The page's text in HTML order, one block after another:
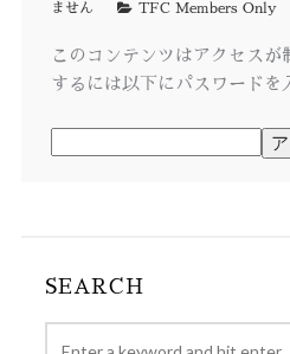
ません
TFC Members Only
このコンテンツはアクセス
するには以下にパスワードを
SEARCH